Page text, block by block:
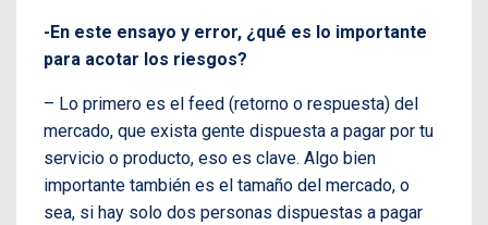
-En este ensayo y error, ¿qué es lo importante
para acotar los riesgos?
– Lo primero es el feed (retorno o respuesta) del
mercado, que exista gente dispuesta a pagar por tu
servicio o producto, eso es clave. Algo bien
importante también es el tamaño del mercado, o
sea, si hay solo dos personas dispuestas a pagar